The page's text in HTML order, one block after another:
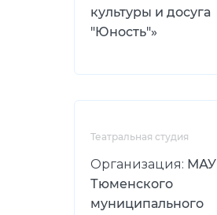
культуры и досуга
"Юность"»
Театральная студия
Организация: МАУ
Тюменского
муниципального